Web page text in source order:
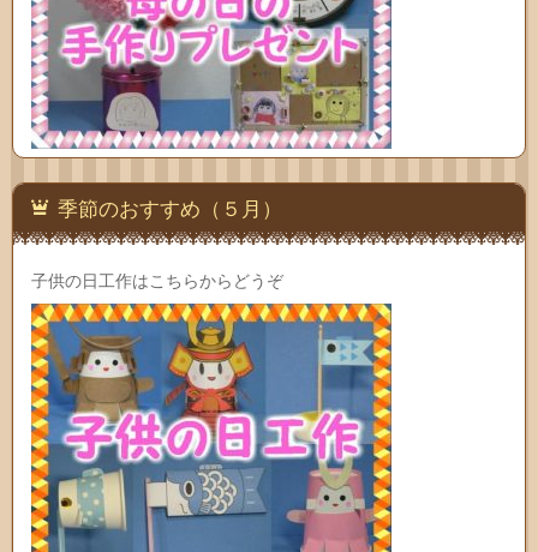
季節のおすすめ（５月）
子供の日工作はこちらからどうぞ